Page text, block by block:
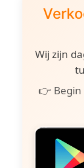
Wij zijn
👉